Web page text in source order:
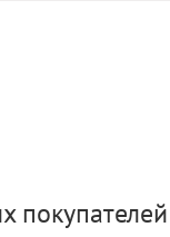
покупателей